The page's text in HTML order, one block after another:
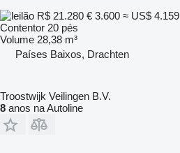
R$ 21.280 € 3.600 ≈ US$ 4.159
Contentor 20 pés
Volume 28,38 m³
Países Baixos, Drachten
Troostwijk Veilingen B.V.
8 anos na Autoline